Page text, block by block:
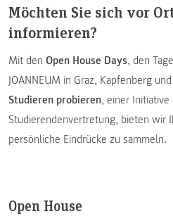
Möchten Sie sich vor
informieren?
Mit den Open House Days, den
JOANNEUM in Graz, Kapfenberg
Studieren probieren, einer
Studierendenvertretung, bieten wir
persönliche Eindrücke zu sammeln.
Open House